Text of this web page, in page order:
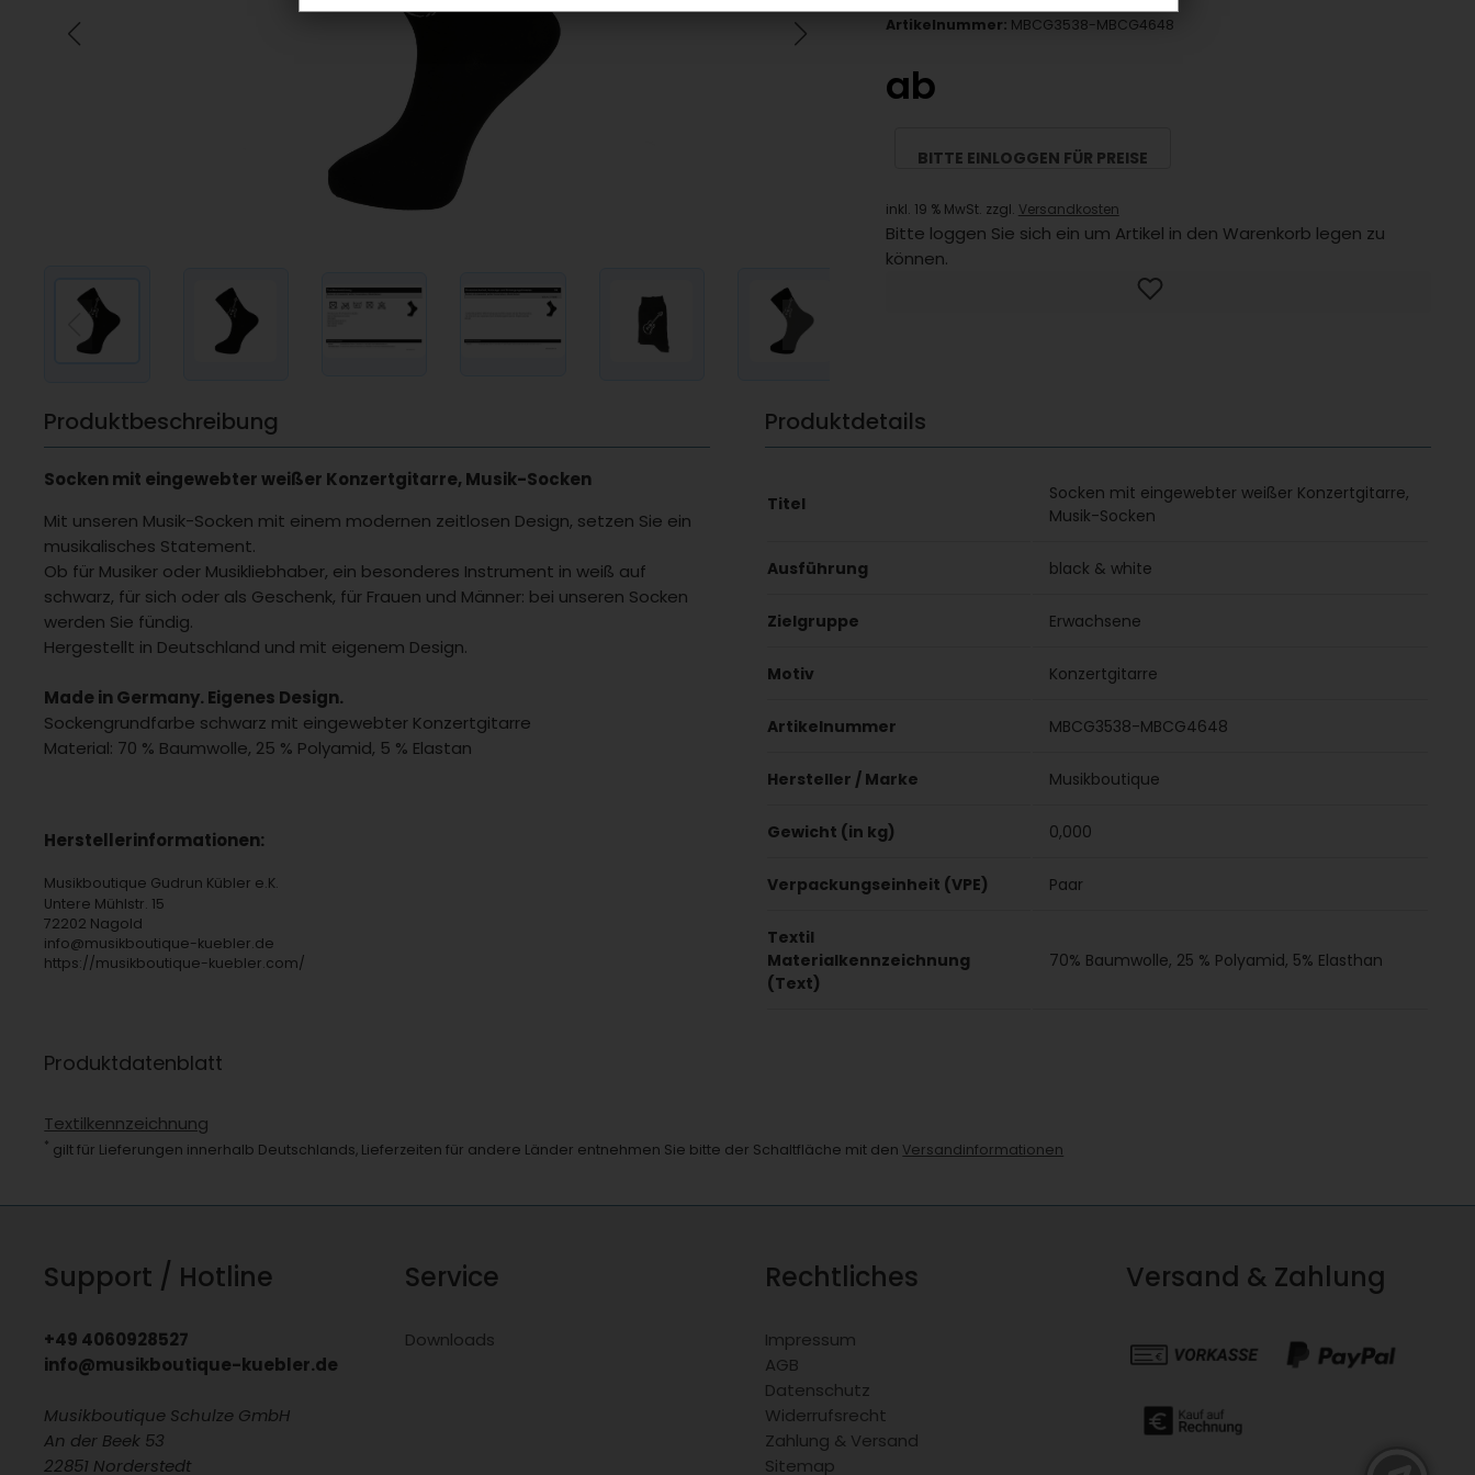
Artikelnummer: MBCG3538-MBCG4648
ab
BITTE EINLOGGEN FÜR PREISE
inkl. 19 % MwSt. zzgl. Versandkosten
Bitte loggen Sie sich ein um Artikel in den Warenkorb legen zu
können.
Produktbeschreibung
Socken mit eingewebter weißer Konzertgitarre, Musik-Socken
Mit unseren Musik-Socken mit einem modernen zeitlosen Design, setzen Sie ein
musikalisches Statement.
Ob für Musiker oder Musikliebhaber, ein besonderes Instrument in weiß auf
schwarz, für sich oder als Geschenk, für Frauen und Männer: bei unseren Socken
werden Sie fündig.
Hergestellt in Deutschland und mit eigenem Design.
Made in Germany. Eigenes Design.
Sockengrundfarbe schwarz mit eingewebter Konzertgitarre
Material: 70 % Baumwolle, 25 % Polyamid, 5 % Elastan
Herstellerinformationen:
Musikboutique Gudrun Kübler e.K.
Untere Mühlstr. 15
72202 Nagold
info@musikboutique-kuebler.de
https://musikboutique-kuebler.com/
Produktdatenblatt
Textilkennzeichnung
Produktdetails
Titel
Socken mit eingewebter weißer Konzertgitarre,
Musik-Socken
Ausführung black & white
Zielgruppe Erwachsene
Motiv Konzertgitarre
Artikelnummer MBCG3538-MBCG4648
Hersteller / Marke Musikboutique
Gewicht (in kg) 0,000
Verpackungseinheit (VPE) Paar
Textil
Materialkennzeichnung
(Text)
70% Baumwolle, 25 % Polyamid, 5% Elasthan
* gilt für Lieferungen innerhalb Deutschlands, Lieferzeiten für andere Länder entnehmen Sie bitte der Schaltfläche mit den Versandinformationen
Support / Hotline
+49 4060928527
info@musikboutique-kuebler.de
Musikboutique Schulze GmbH
An der Beek 53
22851 Norderstedt
Service
Downloads
Rechtliches
Impressum
AGB
Datenschutz
Widerrufsrecht
Zahlung & Versand
Sitemap
Versand & Zahlung